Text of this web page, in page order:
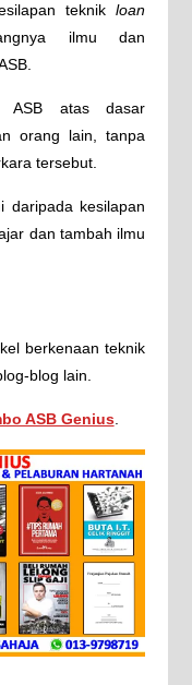
teknikloan
ilmu dan
ASB atas dasar
orang lain, tanpa
tersebut.
daripada kesilapan
dan tambah ilmu
berkenaan teknik
blog lain.
ASB Genius.